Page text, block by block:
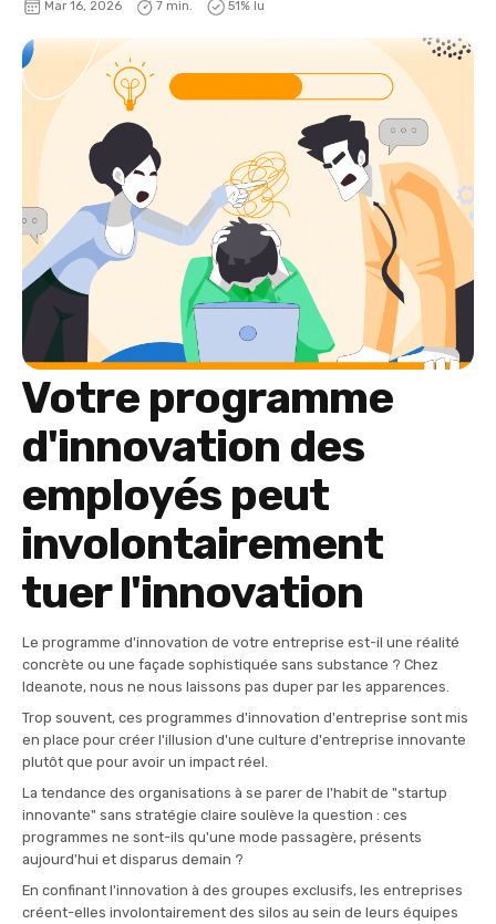
Mar 16, 2026 7 min. 52% lu
Votre programme
d'innovation des
employés peut
involontairement
tuer l'innovation
Le programme d'innovation de votre entreprise est-il une réalité
concrète ou une façade sophistiquée sans substance ? Chez
Ideanote, nous ne nous laissons pas duper par les apparences.
Trop souvent, ces programmes d'innovation d'entreprise sont mis
en place pour créer l'illusion d'une culture d'entreprise innovante
plutôt que pour avoir un impact réel.
La tendance des organisations à se parer de l'habit de "startup
innovante" sans stratégie claire soulève la question : ces
programmes ne sont-ils qu'une mode passagère, présents
aujourd'hui et disparus demain ?
En confinant l'innovation à des groupes exclusifs, les entreprises
créent-elles involontairement des silos au sein de leurs équipes